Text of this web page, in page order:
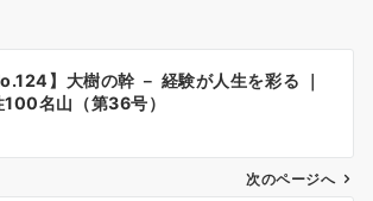
】大樹の幹 － 経験が人生を彩る ｜
100名山（第36号）
次のページへ